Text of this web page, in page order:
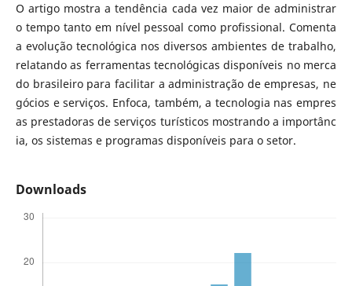
O artigo mostra a tendência cada vez maior de administrar
o tempo tanto em nível pessoal como profissional. Comenta
a evolução tecnológica nos diversos ambientes de trabalho,
relatando as ferramentas tecnológicas disponíveis no merca
do brasileiro para facilitar a administração de empresas, ne
gócios e serviços. Enfoca, também, a tecnologia nas empres
as prestadoras de serviços turísticos mostrando a importânc
ia, os sistemas e programas disponíveis para o setor.
Downloads